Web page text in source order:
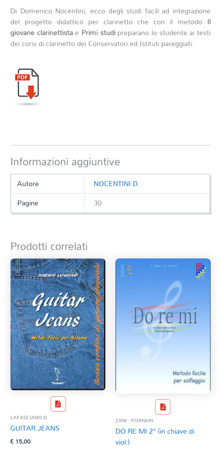
Di Domenico Nocentini, ecco degli studi facili ad integrazione
del progetto didattico per clarinetto che con il metodo Il
giovane clarinettistae Primi studipreparano lo studente ai testi
dei corsi di clarinetto dei Conservatori ed Istituti pareggiati.
Informazioni aggiuntive
Autore
NOCENTINI D.
Pagine
30
Prodotti correlati
LAFASCIANO D.
GUITAR JEANS
€15,00
ZANI - FORNARI
DO RE MI 2° (in chiave di
viol.)